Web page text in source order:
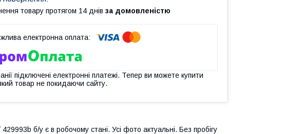
товару протягом 14 днів за домовленістю
підключені електронні платежі. Тепер ви можете купити
товар не покидаючи сайту.
б/у є в робочому стані. Усі фото актуальні. Без пробігу